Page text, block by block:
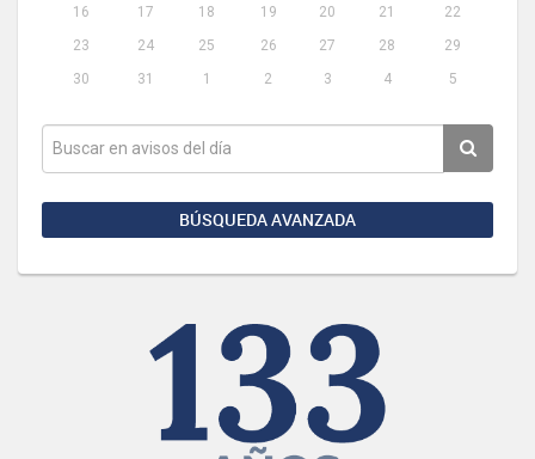
16
17 18 19 20 21
22
23
24 25 26 27 28
29
30
31 1 2 3 4 5
BÚSQUEDA AVANZADA